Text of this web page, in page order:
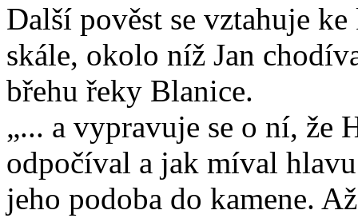
Další pověst se vztahuje
skále, okolo níž Jan
břehu řeky Blanice.
„... a vypravuje se o ní, že
odpočíval a jak míval
jeho podoba do kamene.